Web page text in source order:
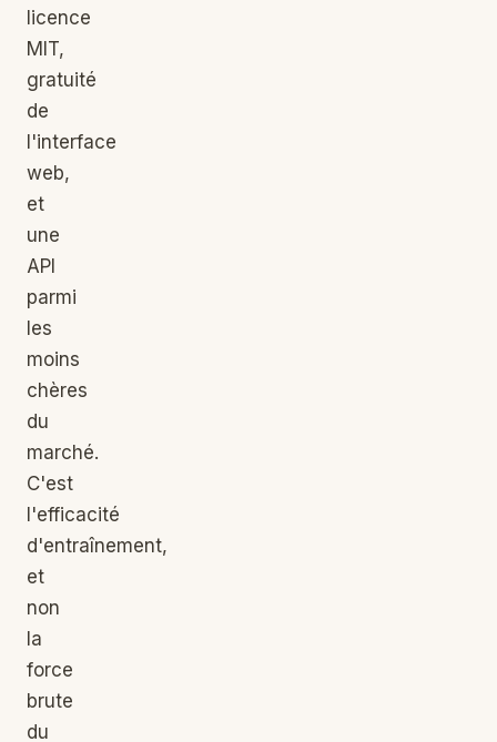
licence
MIT,
gratuité
de
l'interface
web,
et
une
API
parmi
les
moins
chères
du
marché.
C'est
l'efficacité
d'entraînement,
et
non
la
force
brute
du